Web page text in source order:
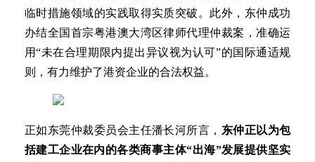
临时措施领域的实践取得实质突破。此外，东仲成功
办结全国首宗粤港澳大湾区律师代理仲裁案，准确运
用“未在合理期限内提出异议视为认可”的国际通适规
则，有力维护了港资企业的合法权益。
正如东莞仲裁委员会主任潘长河所言， 东仲正以为包
括建工企业在内的各类商事主体“出海”发展提供坚实